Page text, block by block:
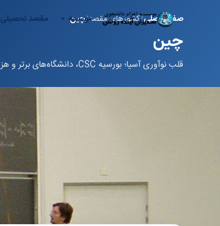
موسسه مقصد تحصیلی صفحه اصلی کشورهای مقصد چین
چین
قلب نوآوری آسیا؛ بورسیه CSC، دانشگاه‌های برتر و هزینه مقرون‌به‌صرفه.